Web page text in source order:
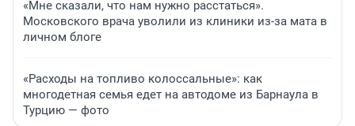
«Мне сказали, что нам нужно расстаться».
Московского врача уволили из клиники из-за мата в
личном блоге
«Расходы на топливо колоссальные»: как
многодетная семья едет на автодоме из Барнаула в
Турцию — фото